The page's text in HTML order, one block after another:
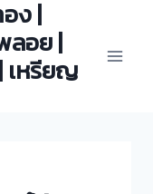
ง |
ลอย |
เหรียญ